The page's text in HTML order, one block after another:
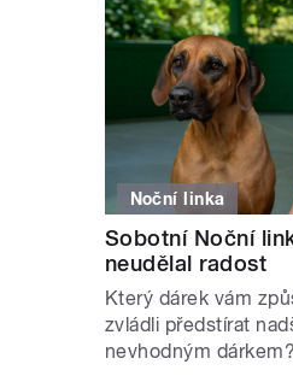
Noční linka
Sobotní Noční
neudělal radost
Který dárek vám
zvládli předstírat
nevhodným dárkem?